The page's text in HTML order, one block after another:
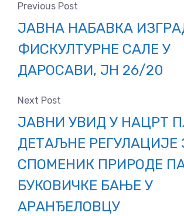
Previous Post
ЈАВНА НАБАВКА
ФИСКУЛТУРНЕ САЛЕ У
ДАРОСАВИ, ЈН 26/20
Next Post
ЈАВНИ УВИД У НАЦРТ
ДЕТАЉНЕ РЕГУЛАЦИЈЕ
СПОМЕНИК ПРИРОДЕ
БУКОВИЧКЕ БАЊЕ У
АРАНЂЕЛОВЦУ